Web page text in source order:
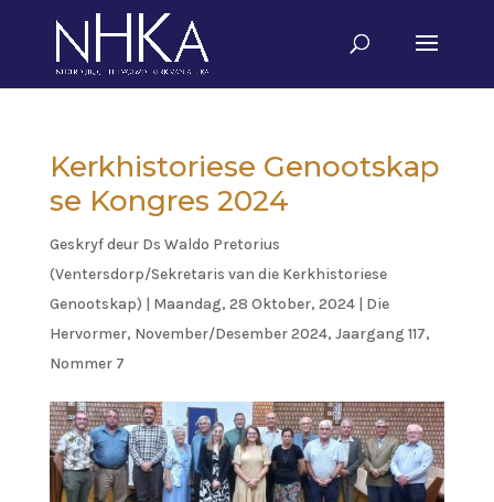
Kerkhistoriese Genootskap
se Kongres 2024
Geskryf deur Ds Waldo Pretorius
(Ventersdorp/Sekretaris van die Kerkhistoriese
Genootskap) | Maandag, 28 Oktober, 2024| Die
Hervormer, November/Desember 2024, Jaargang 117,
Nommer 7